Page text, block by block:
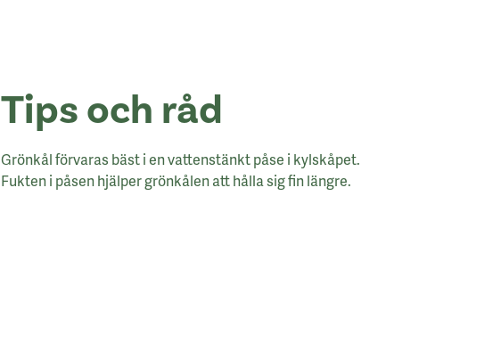
Tips och råd
Grönkål förvaras bäst i en vattenstänkt påse i kylskåpet.
Fukten i påsen hjälper grönkålen att hålla sig fin längre.